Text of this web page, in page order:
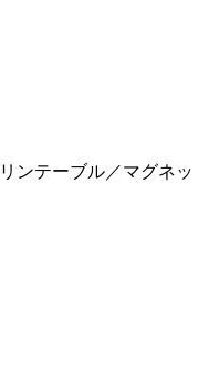
ンテーブル／マグネッ